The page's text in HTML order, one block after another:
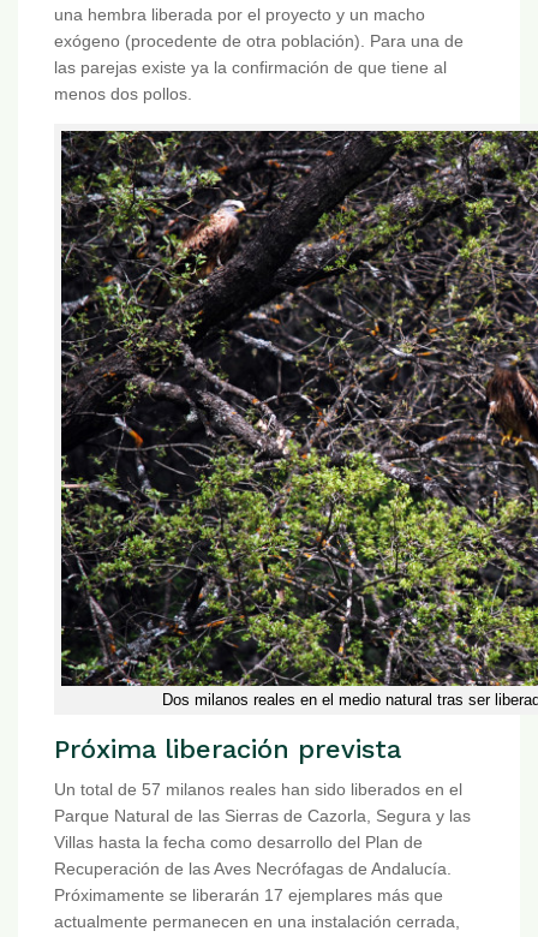
una hembra liberada por el proyecto y un macho
exógeno (procedente de otra población). Para una de
las parejas existe ya la confirmación de que tiene al
menos dos pollos.
Dos milanos reales en el medio natural tras ser
Próxima liberación prevista
Un total de 57 milanos reales han sido liberados en el
Parque Natural de las Sierras de Cazorla, Segura y las
Villas hasta la fecha como desarrollo del Plan de
Recuperación de las Aves Necrófagas de Andalucía.
Próximamente se liberarán 17 ejemplares más que
actualmente permanecen en una instalación cerrada,